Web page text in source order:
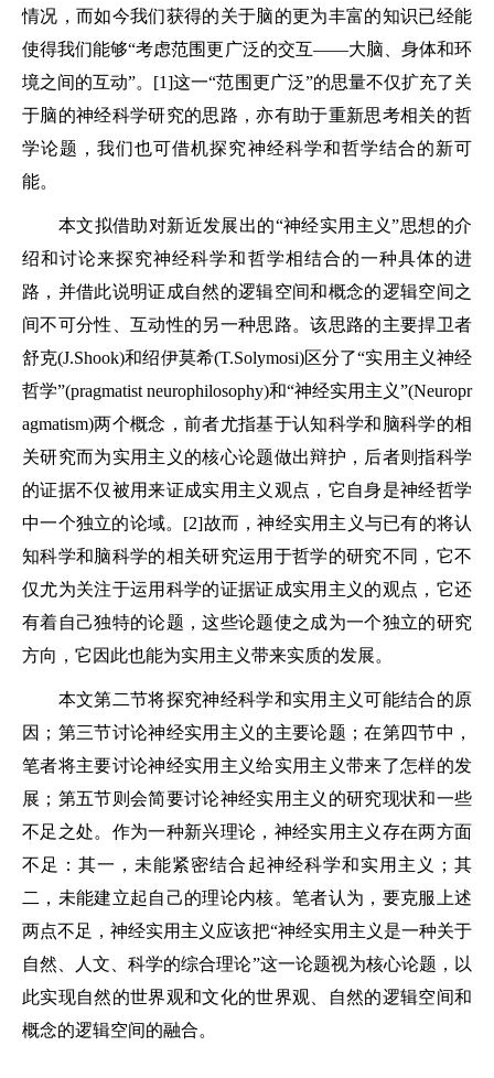
情况，而如今我们获得的关于脑的更为丰富的知识已经能
使得我们能够“考虑范围更广泛的交互——大脑、身体和环
境之间的互动”。[1]这一“范围更广泛”的思量不仅扩充了关
于脑的神经科学研究的思路，亦有助于重新思考相关的哲
学论题，我们也可借机探究神经科学和哲学结合的新可
能。
本文拟借助对新近发展出的“神经实用主义”思想的介
绍和讨论来探究神经科学和哲学相结合的一种具体的进
路，并借此说明证成自然的逻辑空间和概念的逻辑空间之
间不可分性、互动性的另一种思路。该思路的主要捍卫者
舒克(J.Shook)和绍伊莫希(T.Solymosi)区分了“实用主义神经
哲学”(pragmatist neurophilosophy)和“神经实用主义”(Neuropr
agmatism)两个概念，前者尤指基于认知科学和脑科学的相
关研究而为实用主义的核心论题做出辩护，后者则指科学
的证据不仅被用来证成实用主义观点，它自身是神经哲学
中一个独立的论域。[2]故而，神经实用主义与已有的将认
知科学和脑科学的相关研究运用于哲学的研究不同，它不
仅尤为关注于运用科学的证据证成实用主义的观点，它还
有着自己独特的论题，这些论题使之成为一个独立的研究
方向，它因此也能为实用主义带来实质的发展。
本文第二节将探究神经科学和实用主义可能结合的原
因；第三节讨论神经实用主义的主要论题；在第四节中，
笔者将主要讨论神经实用主义给实用主义带来了怎样的发
展；第五节则会简要讨论神经实用主义的研究现状和一些
不足之处。作为一种新兴理论，神经实用主义存在两方面
不足：其一，未能紧密结合起神经科学和实用主义；其
二，未能建立起自己的理论内核。笔者认为，要克服上述
两点不足，神经实用主义应该把“神经实用主义是一种关于
自然、人文、科学的综合理论”这一论题视为核心论题，以
此实现自然的世界观和文化的世界观、自然的逻辑空间和
概念的逻辑空间的融合。